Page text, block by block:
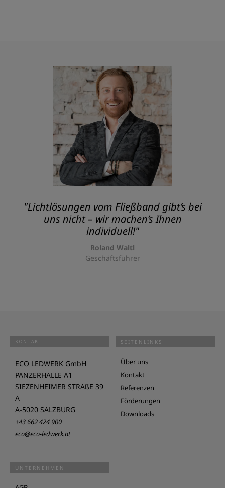
"Lichtlösungen vom Fließband gibt’s bei
uns nicht – wir machen’s Ihnen
individuell!"
Roland Waltl
Geschäftsführer
KONTAKT
ECO LEDWERK GmbH
PANZERHALLE A1
SIEZENHEIMER STRAßE 39
A
A-5020 SALZBURG
+43 662 424 900
eco@eco-ledwerk.at
SEITENLINKS
Über uns
Kontakt
Referenzen
Förderungen
Downloads
UNTERNEHMEN